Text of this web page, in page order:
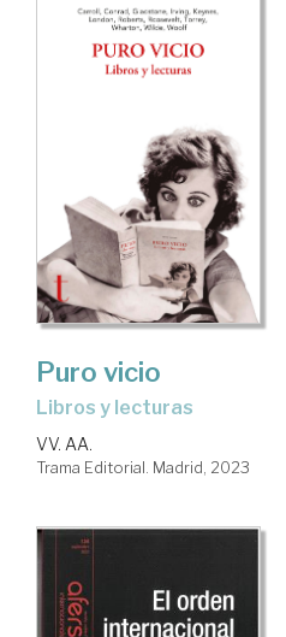
Puro vicio
libros y lecturas
VV. AA.
Trama Editorial. Madrid, 2023